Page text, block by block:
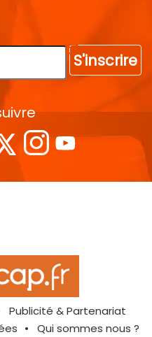
S'inscrire
Publicité & Partenariat
Qui sommes nous ?